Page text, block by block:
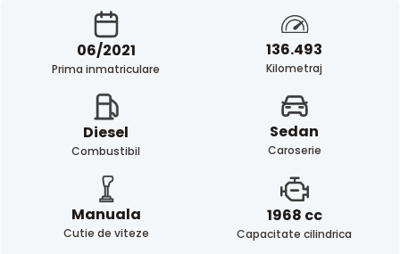
06/2021
Prima inmatriculare
136.493
Kilometraj
Diesel
Combustibil
Sedan
Caroserie
Manuala
Cutie de viteze
1968 cc
Capacitate cilindrica